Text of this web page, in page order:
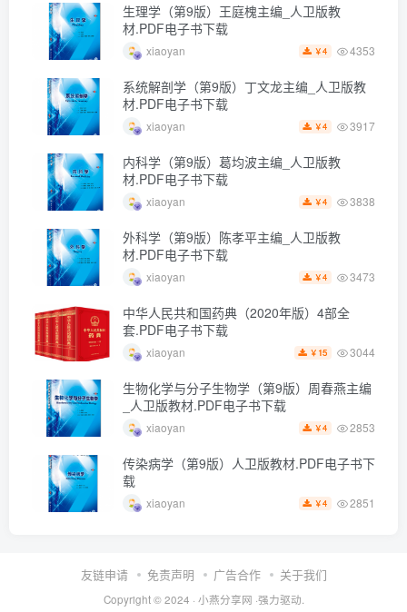
生理学（第9版）王庭槐主编_人卫版教
材.PDF电子书下载
xiaoyan ￥4 4353
系统解剖学（第9版）丁文龙主编_人卫版教
材.PDF电子书下载
xiaoyan ￥4 3917
内科学（第9版）葛均波主编_人卫版教
材.PDF电子书下载
xiaoyan ￥4 3838
外科学（第9版）陈孝平主编_人卫版教
材.PDF电子书下载
xiaoyan ￥4 3473
中华人民共和国药典（2020年版）4部全
套.PDF电子书下载
xiaoyan ￥ 15 3044
生物化学与分子生物学（第9版）周春燕主编
_人卫版教材.PDF电子书下载
xiaoyan ￥4 2853
传染病学（第9版）人卫版教材.PDF电子书下
载
xiaoyan ￥4 2851
友链申请 免责声明 广告合作 关于我们
Copyright © 2024 · 小燕分享网 ·强力驱动.